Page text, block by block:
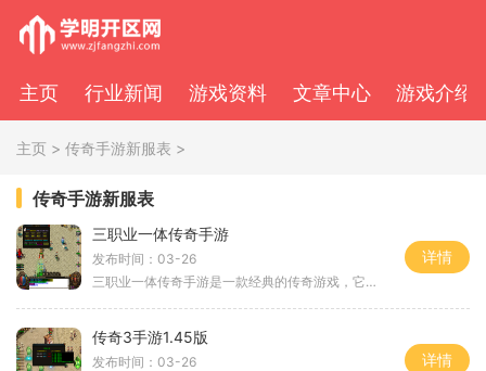
主页 行业新闻 游戏资料 文章中心 游戏介绍
主页 > 传奇手游新服表 >
传奇手游新服表
三职业一体传奇手游
发布时间：03-26
三职业一体传奇手游是一款经典的传奇游戏，它是一款2D游戏，以角色扮演为主题，支持万人在线在同一个服务器上进行游戏。这款游戏以其独特的玩法和丰富的内容，吸引了大量玩家的
详情
传奇3手游1.45版
发布时间：03-26
详情